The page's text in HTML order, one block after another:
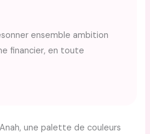
ensemble ambition
financier, en toute
une palette de couleurs